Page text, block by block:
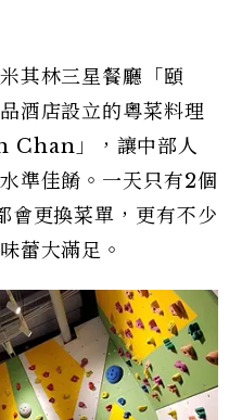
其林三星餐廳「頤
酒店設立的粵菜料理
」，讓中部人
準佳餚。一天只有2個
會更換菜單，更有不少
蕾大滿足。